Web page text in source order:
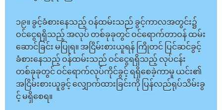
၁၉။ ခွင့်ခံစားနေသည့် ဝန်ထမ်းသည် ခွင့်ကာလအတွင်း၌
ဝင်ငွေရရှိသည့် အလုပ် တစ်ခုခုတွင် ဝင်ရောက်တာဝန် ထမ်း
ဆောင်ခြင်း မပြုရ။ အငြိမ်းစားယူရန် ကြိုတင် ပြင်ဆင်ခွင့်
ခံစားနေသည့် ဝန်ထမ်းသည် ဝင်ငွေရရှိသည့် လုပ်ငန်း
တစ်ခုခုတွင် ဝင်ရောက်လုပ်ကိုင်ခွင့် ရရှိစေခဲ့ကာမူ ယင်း၏
အငြိမ်းစားယူခွင့် လျှောက်ထားခြင်းကို ပြန်လည်ရုပ်သိမ်းခွ
င့် မရှိစေရ။